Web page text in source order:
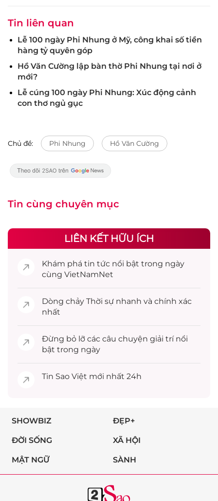
Tin liên quan
Lễ 100 ngày Phi Nhung ở Mỹ, công khai số tiền
hàng tỷ quyên góp
Hồ Văn Cường lập bàn thờ Phi Nhung tại nơi ở
mới?
Lễ cúng 100 ngày Phi Nhung: Xúc động cảnh
con thơ ngủ gục
Chủ đề: Phi Nhung Hồ Văn Cường
Tin cùng chuyên mục
LIÊN KẾT HỮU ÍCH
Khám phá tin tức nổi bật trong ngày
cùng VietNamNet
Dòng chảy Thời sự nhanh và chính xác
nhất
Đừng bỏ lỡ các câu chuyện giải trínổi
bật trong ngày
Tin Sao Việt mới nhất 24h
SHOWBIZ ĐẸP+
ĐỜI SỐNG XÃ HỘI
MẬT NGỮ SÀNH